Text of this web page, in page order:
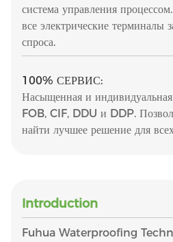
система управления
все электрические терминалы
спроса.
100% СЕРВИС:
Насыщенная и
FOB, CIF, DDU и DDP.
найти лучшее решение для
Introduction
Fuhua Waterproofing